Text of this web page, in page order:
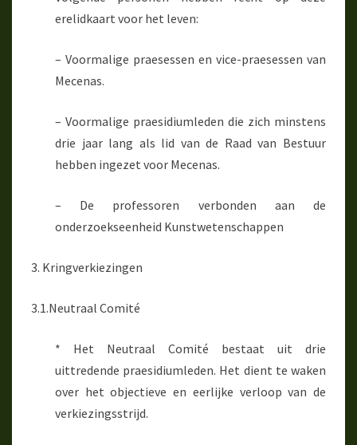
erelidkaart voor het leven:
– Voormalige praesessen en vice-praesessen van
Mecenas.
– Voormalige praesidiumleden die zich minstens
drie jaar lang als lid van de Raad van Bestuur
hebben ingezet voor Mecenas.
– De professoren verbonden aan de
onderzoekseenheid Kunstwetenschappen
3. Kringverkiezingen
3.1.Neutraal Comité
* Het Neutraal Comité bestaat uit drie
uittredende praesidiumleden. Het dient te waken
over het objectieve en eerlijke verloop van de
verkiezingsstrijd.